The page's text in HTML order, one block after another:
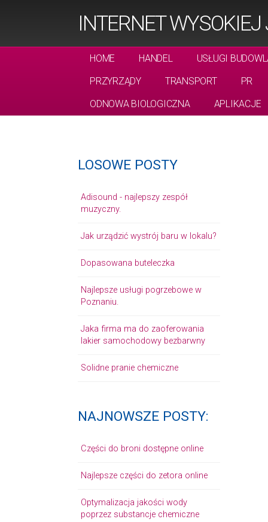
INTERNET
HOME HANDEL
USŁUGI
PRZYRZĄDY
TRANSPORT
PR
ODNOWA BIOLOGICZNA
APLIKACJE
LOSOWE POSTY
Adisound - najlepszy zespół
muzyczny.
Jak urządzić wystrój baru w lokalu?
Dopasowana buteleczka
Najlepsze usługi pogrzebowe w
Poznaniu.
Jaka firma ma do zaoferowania
lakier samochodowy bezbarwny
Solidne pranie chemiczne
NAJNOWSZE POSTY:
Części do broni dostępne online
Najlepsze części do zetora online
Optymalizacja jakości wody
poprzez substancje chemiczne